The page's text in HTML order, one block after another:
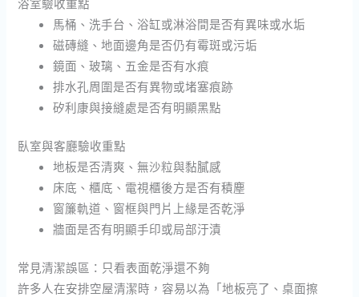
馬桶、洗手台、浴缸或淋浴間是否有異味或水垢
磁磚縫、地面邊角是否仍有霉斑或污垢
鏡面、玻璃、五金是否有水痕
排水孔周圍是否有異物或堵塞痕跡
矽利康與接縫處是否有明顯黑點
臥室與客廳驗收重點
地板是否清爽、無沙粒與黏膩感
床底、櫃底、電視櫃後方是否有積塵
窗簾軌道、窗框與門片上緣是否乾淨
牆面是否有明顯手印或局部汙漬
常見清潔誤區：只看表面乾淨還不夠
許多人在安排空屋清潔時，容易以為「地板亮了、桌面擦